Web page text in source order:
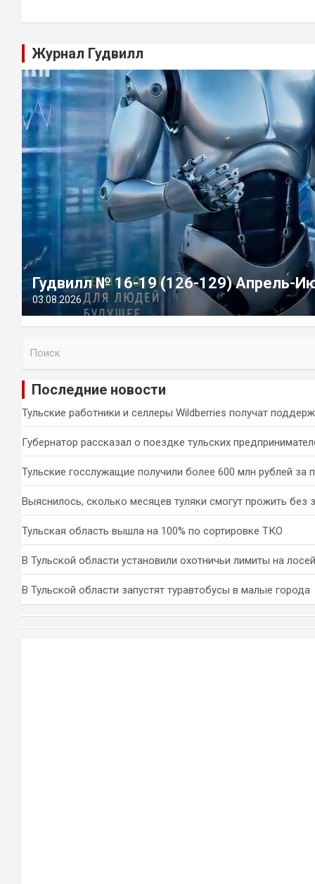
Журнал Гудвилл
Гудвилл № 16-19 (126-129) Апрель-
03.08.2026
и
Последние новости
Тульские работники и селлеры Wildberries получат
Губернатор рассказал о поездке тульских
Тульские госслужащие получили более 600 млн рублей за
Выяснилось, сколько месяцев туляки смогут прожить без
Тульская область вышла на 100% по сортировке ТКО
В Тульской области установили охотничьи лимиты на
В Тульской области запустят туравтобусы в малые города